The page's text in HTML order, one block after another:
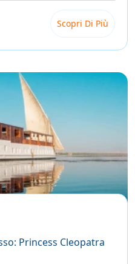
Scopri Di Più
Princess Cleopatra